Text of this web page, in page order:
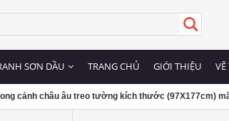
SƠN DẦU TRANG CHỦ GIỚI THIỆU
cảnh châu âu treo tường kích thước (97X177cm)